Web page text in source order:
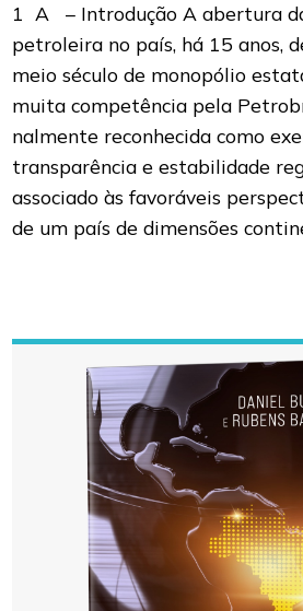
1 A – Introdução A abertura
petroleira no país, há 15 anos,
meio século de monopólio
muita competência pela
nalmente reconhecida como
transparência e estabilidade
associado às favoráveis
de um país de dimensões